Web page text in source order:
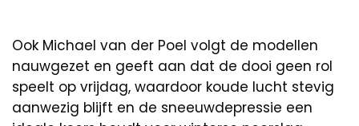
Ook Michael van der Poel volgt de modellen
nauwgezet en geeft aan dat de dooi geen rol
speelt op vrijdag, waardoor koude lucht stevig
aanwezig blijft en de sneeuwdepressie een